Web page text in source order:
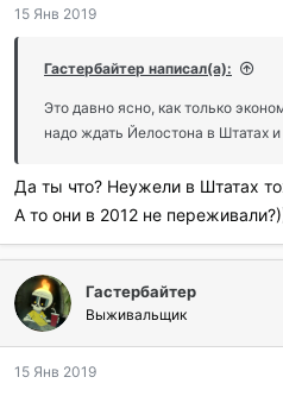
а
и
и
15 Янв 2019
Гастербайтер написал(а):
Это давно ясно, как только
надо ждать Йелостона в Штатах
Да ты что? Неужели в Штатах
А то они в 2012 не
Гастербайтер
Выживальщик
15 Янв 2019